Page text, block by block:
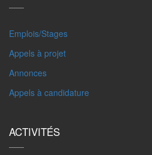
Emplois/Stages
Appels à projet
Annonces
Appels à candidature
ACTIVITÉS